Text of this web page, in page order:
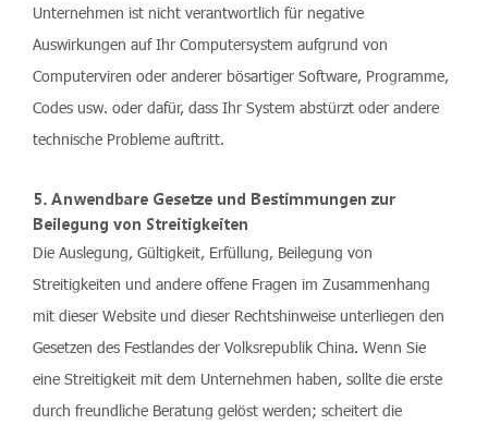
Unternehmen ist nicht verantwortlich für negative
Auswirkungen auf Ihr Computersystem aufgrund von
Computerviren oder anderer bösartiger Software, Programme,
Codes usw. oder dafür, dass Ihr System abstürzt oder andere
technische Probleme auftritt.
5. Anwendbare Gesetze und Bestimmungen zur
Beilegung von Streitigkeiten
Die Auslegung, Gültigkeit, Erfüllung, Beilegung von
Streitigkeiten und andere offene Fragen im Zusammenhang
mit dieser Website und dieser Rechtshinweise unterliegen den
Gesetzen des Festlandes der Volksrepublik China. Wenn Sie
eine Streitigkeit mit dem Unternehmen haben, sollte die erste
durch freundliche Beratung gelöst werden; scheitert die